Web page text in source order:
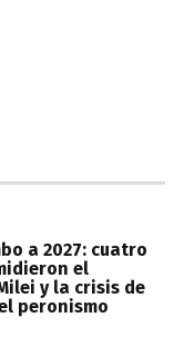
a 2027: cuatro
el
y la crisis de
peronismo